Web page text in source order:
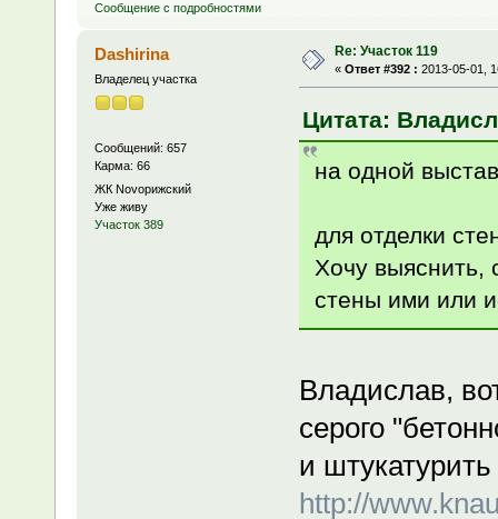
Сообщение с подробностями
Dashirina
Владелец участка
Сообщений: 657
Карма: 66
ЖК Novoрижский
Уже живу
Участок 389
Re: Участок 119
« Ответ #392 : 2013-05-01,
Цитата:
на одной
для отделки
Хочу выяснить,
стены ими или
Владислав,
серого
и
http://